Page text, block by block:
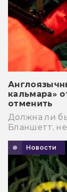
кальмара»
отменить
Должна ли
Бланшетт,
Новости